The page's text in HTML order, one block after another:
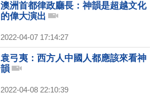
澳洲首都律政廳長：神韻是超越文化
的偉大演出
2022-04-07 17:14:27
袁弓夷：西方人中國人都應該來看神
韻
2022-04-08 22:10:39